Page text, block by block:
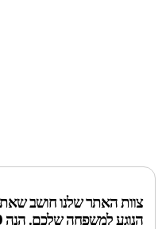
צוות האתר שלנו חושב
הנוגע למשפחה שלכם. הנה 19 תמונות שיוכיחו שאנחנו צודקים.